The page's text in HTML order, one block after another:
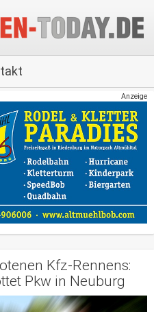
Anzeige
Kfz-Rennens:
Pkw in Neuburg